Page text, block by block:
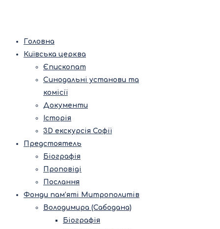
Головна
Київська церква
Єпископат
Синодальні установи та
комісії
Документи
Історія
3D екскурсія Софії
Предстоятель
Біографія
Проповіді
Послання
Фонди пам’яті Митрополитів
Володимира (Сабодана)
Біографія